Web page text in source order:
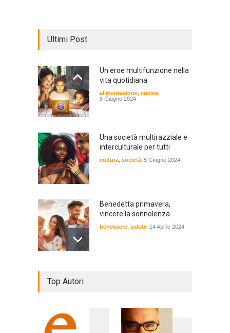
Ultimi Post
Un eroe multifunzione nella
vita quotidiana
alimentazione, cucina
8 Giugno 2024
Una società multirazziale e
interculturale per tutti
cultura, società 5 Giugno 2024
Benedetta primavera,
vincere la sonnolenza
benessere, salute 14 Aprile 2024
Top Autori